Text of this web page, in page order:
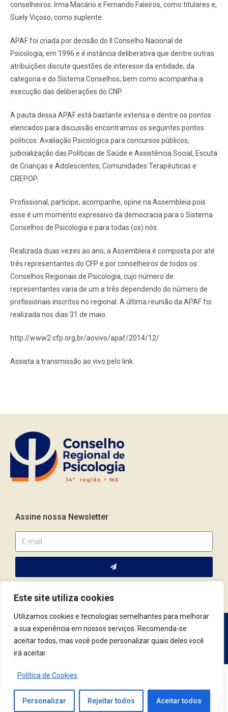
Este site utiliza cookies
Utilizamos cookies e tecnologias semelhantes para melhorar
a sua experiência em nossos serviços. Recomenda-se
aceitar todos, mas você pode personalizar quais deles você
irá aceitar.
Política de Cookies
Personalizar Rejeitar todos Aceitar todos
conselheiros: Irma Macário e Fernando Faleiros, como titulares e,
Suely Viçoso, como suplente.
APAF foi criada por decisão do II Conselho Nacional de
Psicologia, em 1996 e é instância deliberativa que dentre outras
atribuições discute questões de interesse da entidade, da
categoria e do Sistema Conselhos; bem como acompanha a
execução das deliberações do CNP.
A pauta dessa APAF está bastante extensa e dentre os pontos
elencados para discussão encontramos os seguintes pontos
políticos: Avaliação Psicológica para concursos públicos,
judicialização das Políticas de Saúde e Assistência Social, Escuta
de Crianças e Adolescentes, Comunidades Terapêuticas e
CREPOP.
Profissional, participe, acompanhe, opine na Assembleia pois
esse é um momento expressivo da democracia para o Sistema
Conselhos de Psicologia e para todas (os) nós.
Realizada duas vezes ao ano, a Assembleia é composta por até
três representantes do CFP e por conselheiros de todos os
Conselhos Regionais de Psicologia, cujo número de
representantes varia de um a três dependendo do número de
profissionais inscritos no regional. A última reunião da APAF foi
realizada nos dias 31 de maio.
http://www2.cfp.org.br/aovivo/apaf/2014/12/
Assista a transmissão ao vivo pelo link
Assine nossa Newsletter
Av. Fernando Corrêa da Costa, 2044 | Cep.: 79.004-311 | Campo
Grande / MS | (67) 3382.4801 | (67) 9123.7759